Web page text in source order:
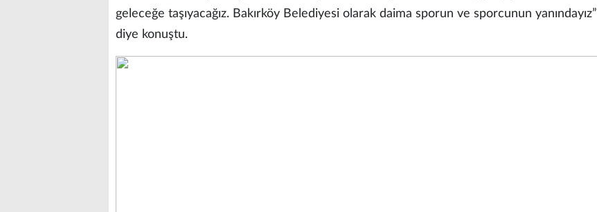
geleceğe taşıyacağız. Bakırköy Belediyesi olarak daima sporun ve sporcunun yanındayız”
diye konuştu.